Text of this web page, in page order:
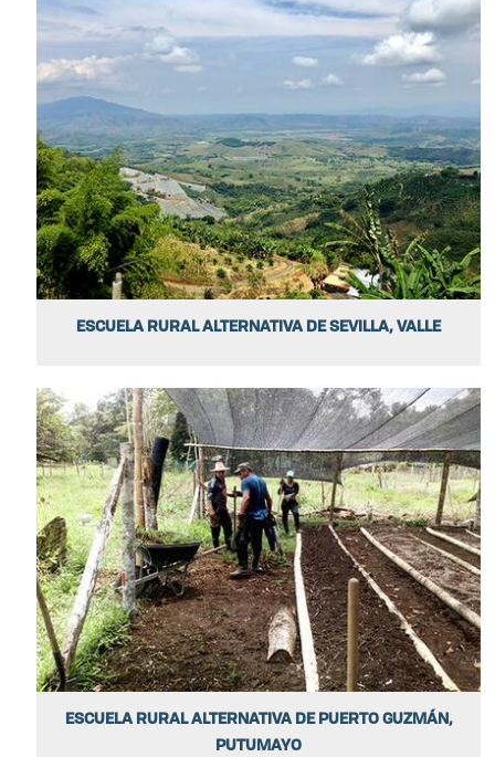
ESCUELA RURAL ALTERNATIVA DE SEVILLA, VALLE
ESCUELA RURAL ALTERNATIVA DE PUERTO GUZMÁN,
PUTUMAYO